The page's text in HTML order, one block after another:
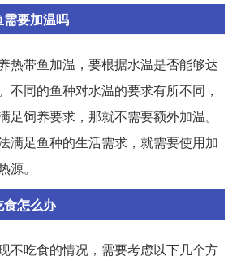
要加温吗
热带鱼加温，要根据水温是否能够达
不同的鱼种对水温的要求有所不同，
足饲养要求，那就不需要额外加温。
满足鱼种的生活需求，就需要使用加
。
怎么办
不吃食的情况，需要考虑以下几个方